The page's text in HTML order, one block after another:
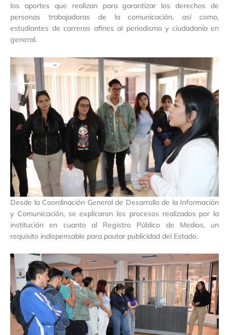
los aportes que realizan para garantizar los derechos de
personas trabajadoras de la comunicación, así como,
estudiantes de carreras afines al periodismo y ciudadanía en
general.
Desde la Coordinación General de Desarrollo de la Información
y Comunicación, se explicaron los procesos realizados por la
institución en cuanto al Registro Público de Medios, un
requisito indispensable para pautar publicidad del Estado.